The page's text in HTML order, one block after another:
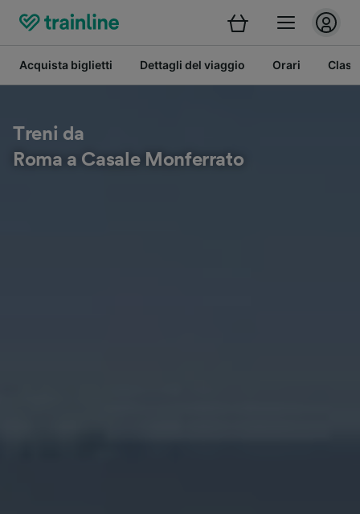
Acquista biglietti Dettagli del viaggio Orari
Treni da
Roma a Casale Monferrato